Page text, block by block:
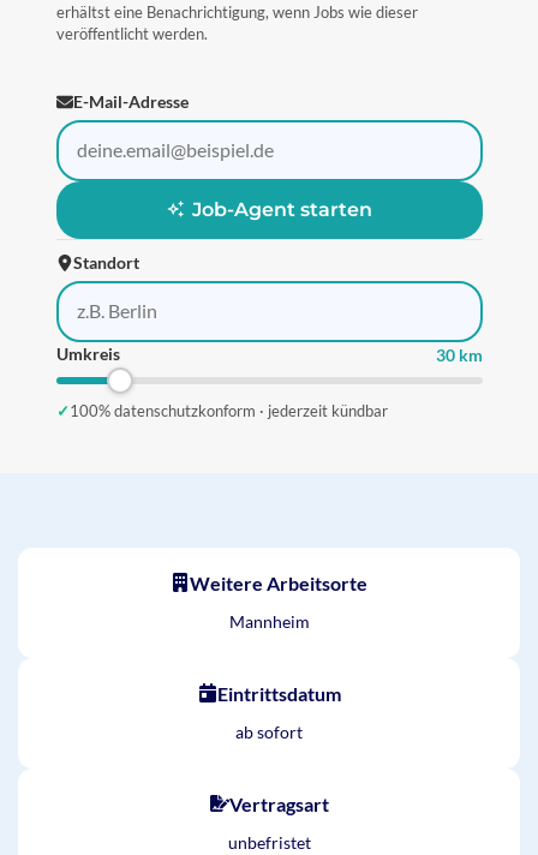
erhältst eine Benachrichtigung, wenn Jobs wie dieser
veröffentlicht werden.
E-Mail-Adresse
Job-Agent starten
Standort
Umkreis 30 km
✓100% datenschutzkonform · jederzeit kündbar
Weitere Arbeitsorte
Mannheim
Eintrittsdatum
ab sofort
Vertragsart
unbefristet